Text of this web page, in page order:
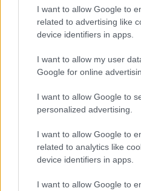
I want to allow Google to
related to advertising like
device identifiers in apps.
I want to allow my user
Google for online
I want to allow Google to
personalized advertising.
I want to allow Google to
related to analytics like
device identifiers in apps.
I want to allow Google to
Κατά τη διάρκεια των
50χρονος παραδέχθηκε
επιθετικές τάσεις για
τους φιλόζωους, αλλά
τραυματική εμπειρία
ζώου και γι' αυτό
ανάρτηση».
Ο ιερέας στην
Κρήτη ,
προηγουμένως,
ανάρτηση.